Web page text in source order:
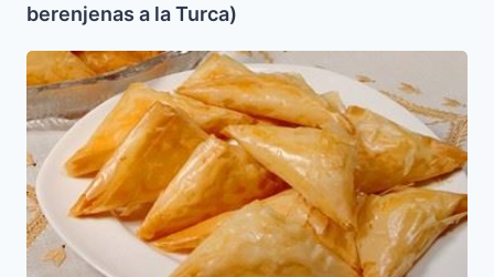
berenjenas a la Turca)
Fartalejjos
o
Fartalejos